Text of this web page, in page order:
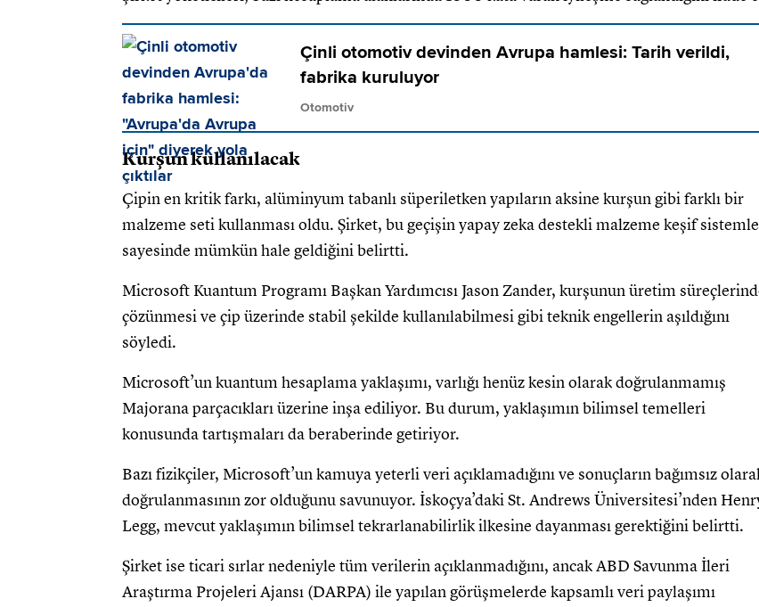
Çinli otomotiv devinden Avrupa hamlesi: Tarih verildi,
fabrika kuruluyor
Otomotiv
Kurşun kullanılacak
Çipin en kritik farkı, alüminyum tabanlı süperiletken yapıların aksine kurşun gibi farklı bir
malzeme seti kullanması oldu. Şirket, bu geçişin yapay zeka destekli malzeme keşif
sayesinde mümkün hale geldiğini belirtti.
Microsoft Kuantum Programı Başkan Yardımcısı Jason Zander, kurşunun üretim
çözünmesi ve çip üzerinde stabil şekilde kullanılabilmesi gibi teknik engellerin aşıldığını
söyledi.
Microsoft’un kuantum hesaplama yaklaşımı, varlığı henüz kesin olarak doğrulanmamış
Majorana parçacıkları üzerine inşa ediliyor. Bu durum, yaklaşımın bilimsel temelleri
konusunda tartışmaları da beraberinde getiriyor.
Bazı fizikçiler, Microsoft’un kamuya yeterli veri açıklamadığını ve sonuçların bağımsız
doğrulanmasının zor olduğunu savunuyor. İskoçya’daki St. Andrews Üniversitesi’nden
Legg, mevcut yaklaşımın bilimsel tekrarlanabilirlik ilkesine dayanması gerektiğini belirtti.
Şirket ise ticari sırlar nedeniyle tüm verilerin açıklanmadığını, ancak ABD Savunma İleri
Araştırma Projeleri Ajansı (DARPA) ile yapılan görüşmelerde kapsamlı veri paylaşımı